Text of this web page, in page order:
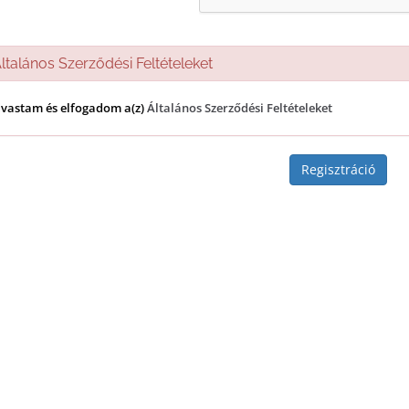
Szerződési Feltételeket
és elfogadom a(z)Általános Szerződési Feltételeket